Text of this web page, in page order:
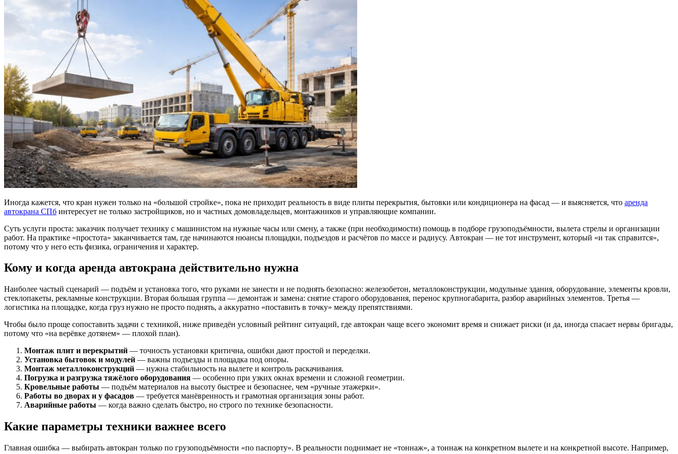
Иногда кажется, что кран нужен только на «большой стройке», пока не приходит реальность в виде плиты перекрытия, бытовки или кондиционера на фасад — и выясняется, что аренда
автокрана СПб интересует не только застройщиков, но и частных домовладельцев, монтажников и управляющие компании.
Суть услуги проста: заказчик получает технику с машинистом на нужные часы или смену, а также (при необходимости) помощь в подборе грузоподъёмности, вылета стрелы и организации
работ. На практике «простота» заканчивается там, где начинаются нюансы площадки, подъездов и расчётов по массе и радиусу. Автокран — не тот инструмент, который «и так справится»,
потому что у него есть физика, ограничения и характер.
Кому и когда аренда автокрана действительно нужна
Наиболее частый сценарий — подъём и установка того, что руками не занести и не поднять безопасно: железобетон, металлоконструкции, модульные здания, оборудование, элементы кровли,
стеклопакеты, рекламные конструкции. Вторая большая группа — демонтаж и замена: снятие старого оборудования, перенос крупногабарита, разбор аварийных элементов. Третья —
логистика на площадке, когда груз нужно не просто поднять, а аккуратно «поставить в точку» между препятствиями.
Чтобы было проще сопоставить задачи с техникой, ниже приведён условный рейтинг ситуаций, где автокран чаще всего экономит время и снижает риски (и да, иногда спасает нервы бригады,
потому что «на верёвке дотянем» — плохой план).
Монтаж плит и перекрытий — точность установки критична, ошибки дают простой и переделки.
Установка бытовок и модулей — важны подъезды и площадка под опоры.
Монтаж металлоконструкций — нужна стабильность на вылете и контроль раскачивания.
Погрузка и разгрузка тяжёлого оборудования — особенно при узких окнах времени и сложной геометрии.
Кровельные работы — подъём материалов на высоту быстрее и безопаснее, чем «ручные этажерки».
Работы во дворах и у фасадов — требуется манёвренность и грамотная организация зоны работ.
Аварийные работы — когда важно сделать быстро, но строго по технике безопасности.
Какие параметры техники важнее всего
Главная ошибка — выбирать автокран только по грузоподъёмности «по паспорту». В реальности поднимает не «тоннаж», а тоннаж на конкретном вылете и на конкретной высоте. Например,